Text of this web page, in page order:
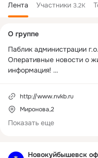
Лента Участники 3.2K
Новокуйбышевск
колонка
О группе
Паблик администрации
Оперативные новости о
информация!
http://www.nvkb.ru
Миронова,2
Показать еще